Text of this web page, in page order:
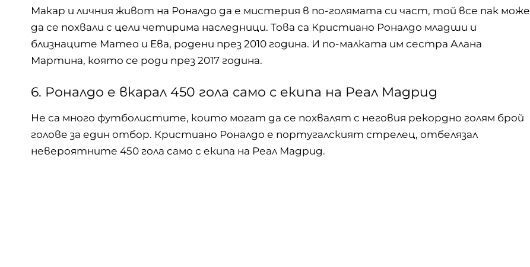
Макар и личния живот на Роналдо да е мистерия в по-голямата си част, той все пак може
да се похвали с цели четирима наследници. Това са Кристиано Роналдо младши и
близнаците Матео и Ева, родени през 2010 година. И по-малката им сестра Алана
Мартина, която се роди през 2017 година.
6. Роналдо е вкарал 450 гола само с екипа на Реал Мадрид
Не са много футболистите, които могат да се похвалят с неговия рекордно голям брой
голове за един отбор. Кристиано Роналдо е португалският стрелец, отбелязал
невероятните 450 гола само с екипа на Реал Мадрид.